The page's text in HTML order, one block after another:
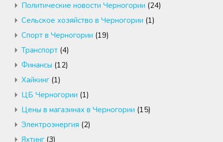
Политические новости Черногории (24)
Сельское хозяйство в Черногории (1)
Спорт в Черногории (19)
Транспорт (4)
Финансы (12)
Хайкинг (1)
ЦБ Черногории (1)
Цены в магазинах в Черногории (15)
Электроэнергия (2)
Яхтинг (3)